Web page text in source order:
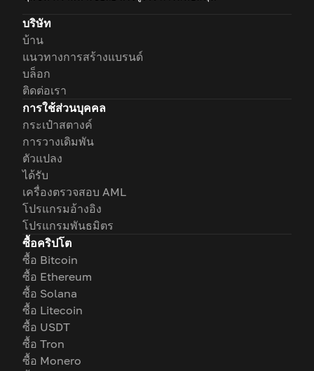
บริษัท
บ้าน
แนวทางการสร้างแบรนด์
บล็อก
ติดต่อเรา
การใช้ส่วนบุคคล
กระเป๋าสตางค์
การวางเดิมพัน
ตัวแปลง
ได้รับ
เครื่องตรวจสอบ AML
โปรแกรมอ้างอิง
โปรแกรมพันธมิตร
ซื้อคริปโต
ซื้อ Bitcoin
ซื้อ Ethereum
ซื้อ Solana
ซื้อ Litecoin
ซื้อ USDT
ซื้อ Tron
ซื้อ Monero